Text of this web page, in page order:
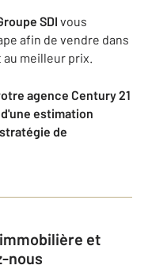
SDI vous
afin de vendre dans
meilleur prix.
agence Century 21
estimation
de
nous